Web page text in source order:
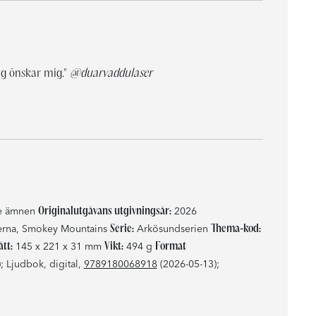
önskar mig." @duarvaddulaser
ämnen Originalutgåvans utgivningsår:2026
Smokey Mountains Serie:Arkösundserien Thema-kod:
145 x 221 x 31 mm Vikt:494 g Format
Ljudbok, digital, 9789180068918(2026-05-13);